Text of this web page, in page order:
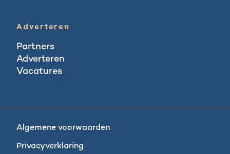
Adverteren
Partners
Adverteren
Vacatures
Algemene voorwaarden
Privacyverklaring